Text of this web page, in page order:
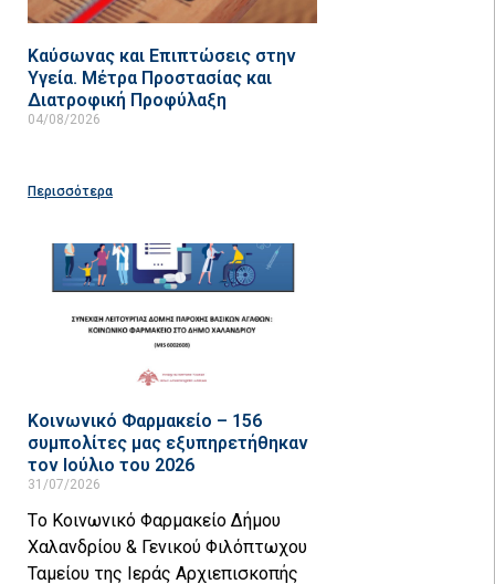
Καύσωνας και Επιπτώσεις στην
Υγεία. Μέτρα Προστασίας και
Διατροφική Προφύλαξη
04/08/2026
Περισσότερα
Κοινωνικό Φαρμακείο – 156
συμπολίτες μας εξυπηρετήθηκαν
τον Ιούλιο του 2026
31/07/2026
Tο Κοινωνικό Φαρμακείο Δήμου
Χαλανδρίου & Γενικού Φιλόπτωχου
Ταμείου της Ιεράς Αρχιεπισκοπής